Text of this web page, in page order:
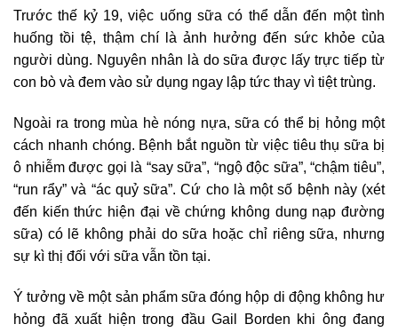
Trước thế kỷ 19, việc uống sữa có thể dẫn đến một tình
huống tồi tệ, thậm chí là ảnh hưởng đến sức khỏe của
người dùng. Nguyên nhân là do sữa được lấy trực tiếp từ
con bò và đem vào sử dụng ngay lập tức thay vì tiệt trùng.
Ngoài ra trong mùa hè nóng nựa, sữa có thể bị hỏng một
cách nhanh chóng. Bệnh bắt nguồn từ việc tiêu thụ sữa bị
ô nhiễm được gọi là “say sữa”, “ngộ độc sữa”, “chậm tiêu”,
“run rẩy” và “ác quỷ sữa”. Cứ cho là một số bệnh này (xét
đến kiến ​​thức hiện đại về chứng không dung nạp đường
sữa) có lẽ không phải do sữa hoặc chỉ riêng sữa, nhưng
sự kì thị đối với sữa vẫn tồn tại.
Ý tưởng về một sản phẩm sữa đóng hộp di động không hư
hỏng đã xuất hiện trong đầu Gail Borden khi ông đang